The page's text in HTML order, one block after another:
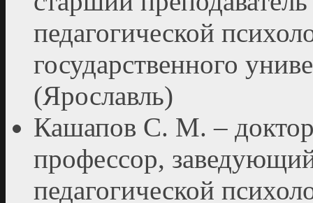
педагогической
государственного
(Ярославль)
Кашапов С. М. –
профессор,
педагогической